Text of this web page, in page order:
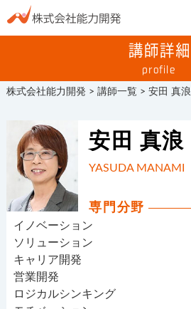
講師詳細
profile
株式会社能力開発 > 講師一覧 > 安田 真浪
安田 真浪
YASUDA MANAMI
専門分野
イノベーション
ソリューション
キャリア開発
営業開発
ロジカルシンキング